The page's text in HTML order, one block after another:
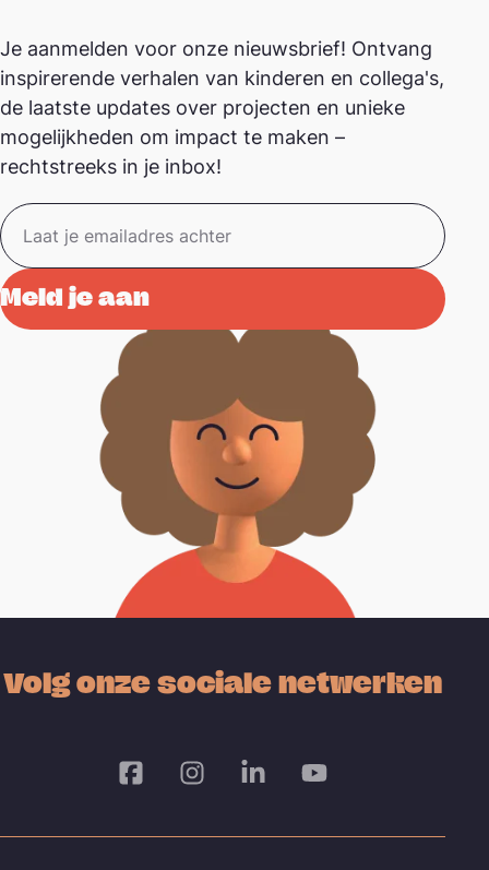
Je aanmelden voor onze nieuwsbrief! Ontvang
inspirerende verhalen van kinderen en collega's,
de laatste updates over projecten en unieke
mogelijkheden om impact te maken –
rechtstreeks in je inbox!
Volg onze sociale netwerken